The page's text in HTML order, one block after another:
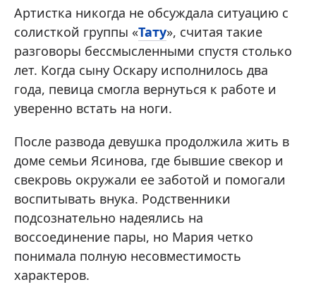
Артистка никогда не обсуждала ситуацию с
солисткой группы «Тату», считая такие
разговоры бессмысленными спустя столько
лет. Когда сыну Оскару исполнилось два
года, певица смогла вернуться к работе и
уверенно встать на ноги.
После развода девушка продолжила жить в
доме семьи Ясинова, где бывшие свекор и
свекровь окружали ее заботой и помогали
воспитывать внука. Родственники
подсознательно надеялись на
воссоединение пары, но Мария четко
понимала полную несовместимость
характеров.